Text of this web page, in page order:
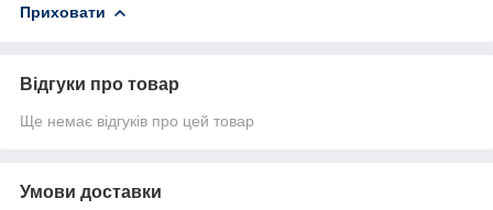
Приховати
Відгуки про товар
Ще немає відгуків про цей товар
Умови доставки